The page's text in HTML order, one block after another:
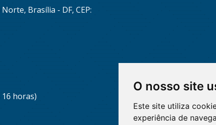
O nosso site
Este site utiliza
experiência de
Brasília - DF, CEP:
horas)